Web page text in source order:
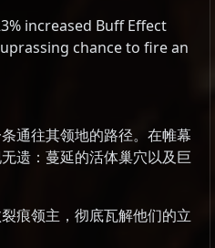
increased Buff Effect
chance to fire an
通往其领地的路径。在帷幕
遗：蔓延的活体巢穴以及巨
痕领主，彻底瓦解他们的立